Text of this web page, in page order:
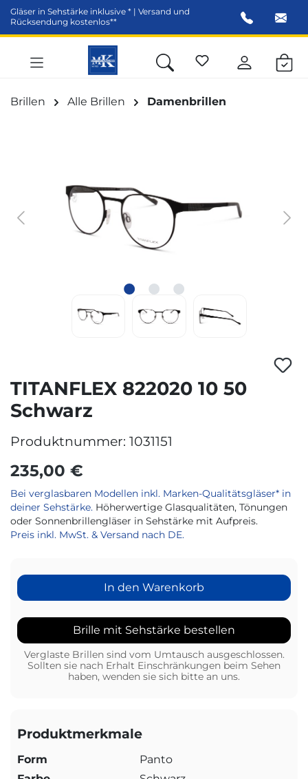
springen
Gläser in Sehstärke inklusive * | Versand und
Rücksendung kostenlos**
Brillen Alle Brillen Damenbrillen
TITANFLEX 822020 10 50
Schwarz
Produktnummer: 1031151
235,00 €
Bei verglasbaren Modellen inkl. Marken-Qualitätsgläser* in
deiner Sehstärke. Höherwertige Glasqualitäten, Tönungen
oder Sonnenbrillengläser in Sehstärke mit Aufpreis.
Preis inkl. MwSt. & Versand nach DE.
In den Warenkorb
Brille mit Sehstärke bestellen
Verglaste Brillen sind vom Umtausch ausgeschlossen.
Sollten sie nach Erhalt Einschränkungen beim Sehen
haben, wenden sie sich bitte an uns.
Produktmerkmale
Form
Panto